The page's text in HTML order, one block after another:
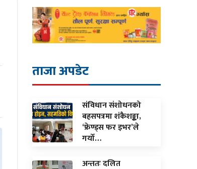
ताजा अपडेट
संविधान संशोधनको
बहसपत्रमा शंकैशङ्का,
‘फ्रेण्ड्स फर इभर’ले
गर्यो…
अन्ततः दलित